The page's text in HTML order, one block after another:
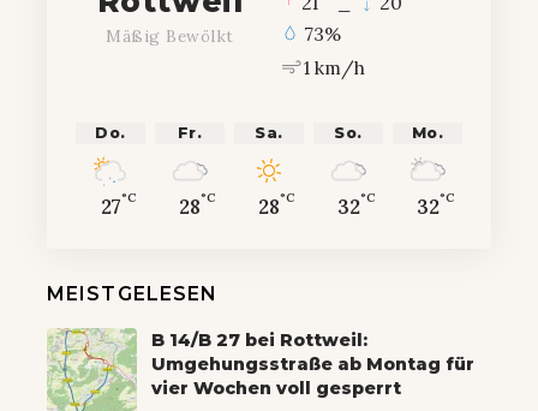
Mäßig Bewölkt
73%
1 km/h
Do.
27°C
Fr.
28°C
Sa.
28°C
So.
32°C
Mo.
32°C
MEISTGELESEN
B 14/B 27 bei Rottweil:
Umgehungsstraße ab Montag für
vier Wochen voll gesperrt